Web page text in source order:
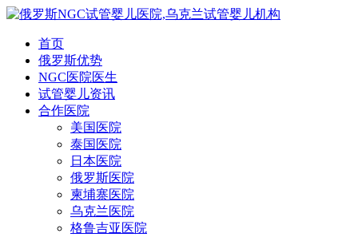
首页
俄罗斯优势
NGC医院医生
试管婴儿资讯
合作医院
美国医院
泰国医院
日本医院
俄罗斯医院
柬埔寨医院
乌克兰医院
格鲁吉亚医院